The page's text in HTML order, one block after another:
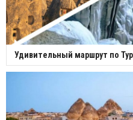
Удивительный маршрут по